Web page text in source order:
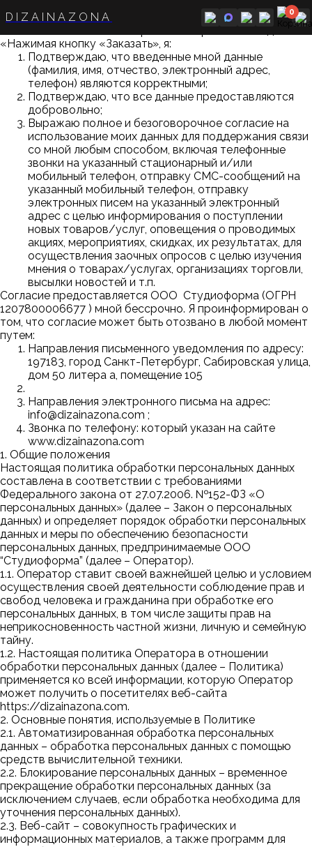
DIZAINAZONA 0
Политика в отношении обработки персональных данных
«Нажимая кнопку «Заказать», я:
Подтверждаю, что введенные мной данные
(фамилия, имя, отчество, электронный адрес,
телефон) являются корректными;
Подтверждаю, что все данные предоставляются
добровольно;
Выражаю полное и безоговорочное согласие на
использование моих данных для поддержания связи
со мной любым способом, включая телефонные
звонки на указанный стационарный и/или
мобильный телефон, отправку СМС-сообщений на
указанный мобильный телефон, отправку
электронных писем на указанный электронный
адрес с целью информирования о поступлении
новых товаров/услуг, оповещения о проводимых
акциях, мероприятиях, скидках, их результатах, для
осуществления заочных опросов с целью изучения
мнения о товарах/услугах, организациях торговли,
высылки новостей и т.п.
Согласие предоставляется ООО Студиоформа (ОГРН
1207800006677 ) мной бессрочно. Я проинформирован о
том, что согласие может быть отозвано в любой момент
путем:
Направления письменного уведомления по адресу:
197183, город Санкт-Петербург, Сабировская улица,
дом 50 литера а, помещение 105
Направления электронного письма на адрес:
info@dizainazona.com ;
Звонка по телефону: который указан на сайте
www.dizainazona.com
1. Общие положения
Настоящая политика обработки персональных данных
составлена в соответствии с требованиями
Федерального закона от 27.07.2006. №152-ФЗ «О
персональных данных» (далее – Закон о персональных
данных) и определяет порядок обработки персональных
данных и меры по обеспечению безопасности
персональных данных, предпринимаемые ООО
“Студиоформа” (далее – Оператор).
1.1. Оператор ставит своей важнейшей целью и условием
осуществления своей деятельности соблюдение прав и
свобод человека и гражданина при обработке его
персональных данных, в том числе защиты прав на
неприкосновенность частной жизни, личную и семейную
тайну.
1.2. Настоящая политика Оператора в отношении
обработки персональных данных (далее – Политика)
применяется ко всей информации, которую Оператор
может получить о посетителях веб-сайта
https://dizainazona.com.
2. Основные понятия, используемые в Политике
2.1. Автоматизированная обработка персональных
данных – обработка персональных данных с помощью
средств вычислительной техники.
2.2. Блокирование персональных данных – временное
прекращение обработки персональных данных (за
исключением случаев, если обработка необходима для
уточнения персональных данных).
2.3. Веб-сайт – совокупность графических и
информационных материалов, а также программ для